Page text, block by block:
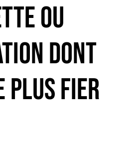
ou
dont
plus fier